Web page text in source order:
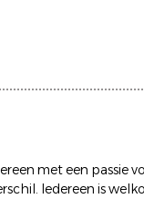
met een passie
Iedereen is